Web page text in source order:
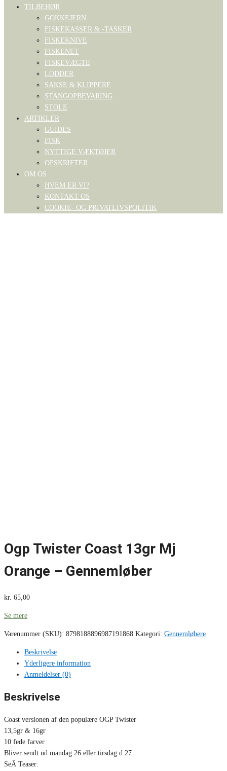
TILBEHØR
GOKKEJERN
FISKEKASSER & -TASKER
FISKEKNIVE
FISKENET
FISKEVÆGTE
LODDER
SAKSE & KLIPPERE
STANGOPBEVARING
STOLE
ARTIKLER
GUIDES
FISK
NYTTIGE VÆKTØJER
OPSKRIFTER
OM OS
HVEM ER VI?
KONTAKT OS
COOKIE- OG PRIVATLIVSPOLITIK
Ogp Twister Coast 13gr Mj
Orange – Gennemløber
kr. 65,00
Se mere
Varenummer (SKU): 8798188896987191868 Kategori: Gennemløbere
Beskrivelse
Yderligere information
Anmeldelser (0)
Beskrivelse
Coast versionen af den populære OGP Twister
13,5gr & 16gr
10 fede farver
Bliver sendt ud mandag 26 eller tirsdag d 27
SeÂ Teaser: